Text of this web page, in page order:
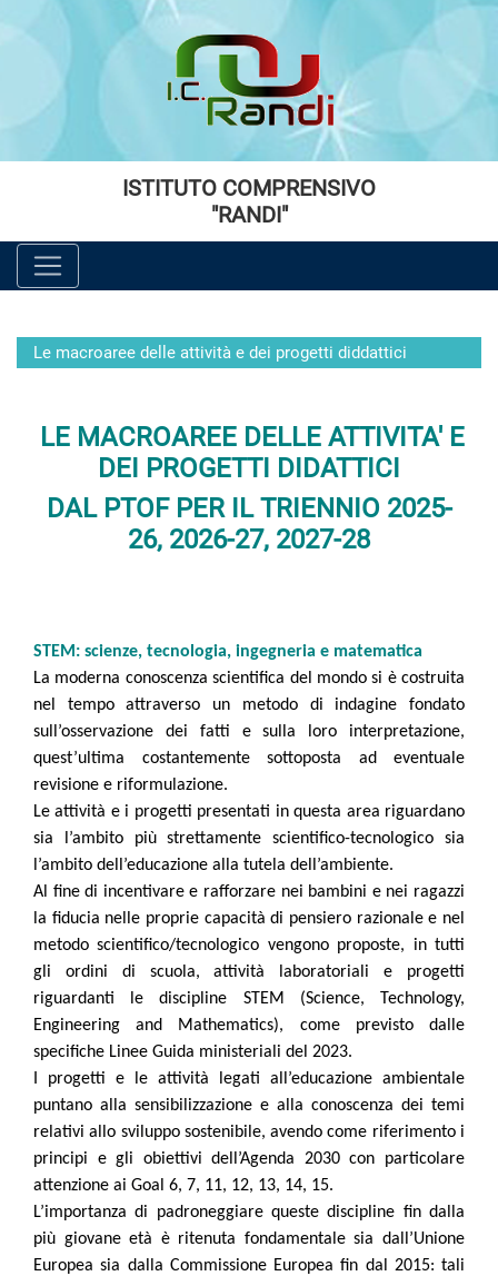
Vai al menù principale
Vai al menù secondario
ISTITUTO COMPRENSIVO
"RANDI"
Le macroaree delle attività e dei progetti diddattici
LE MACROAREE DELLE ATTIVITA' E
DEI PROGETTI DIDATTICI
DAL PTOF PER IL TRIENNIO 2025-
26, 2026-27, 2027-28
STEM: scienze, tecnologia, ingegneria e matematica
La moderna conoscenza scientifica del mondo si è costruita
nel tempo attraverso un metodo di indagine fondato
sull’osservazione dei fatti e sulla loro interpretazione,
quest’ultima costantemente sottoposta ad eventuale
revisione e riformulazione.
Le attività e i progetti presentati in questa area riguardano
sia l’ambito più strettamente scientifico-tecnologico sia
l’ambito dell’educazione alla tutela dell’ambiente.
Al fine di incentivare e rafforzare nei bambini e nei ragazzi
la fiducia nelle proprie capacità di pensiero razionale e nel
metodo scientifico/tecnologico vengono proposte, in tutti
gli ordini di scuola, attività laboratoriali e progetti
riguardanti le discipline STEM (Science, Technology,
Engineering and Mathematics), come previsto dalle
specifiche Linee Guida ministeriali del 2023.
I progetti e le attività legati all’educazione ambientale
puntano alla sensibilizzazione e alla conoscenza dei temi
relativi allo sviluppo sostenibile, avendo come riferimento i
principi e gli obiettivi dell’Agenda 2030 con particolare
attenzione ai Goal 6, 7, 11, 12, 13, 14, 15.
L’importanza di padroneggiare queste discipline fin dalla
più giovane età è ritenuta fondamentale sia dall’Unione
Europea sia dalla Commissione Europea fin dal 2015: tali